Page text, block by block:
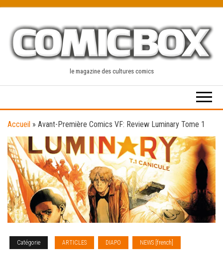
content
le magazine des cultures comics
Accueil » Avant-Première Comics VF: Review Luminary Tome 1
Catégorie ARTICLES DIAPO NEWS [french]